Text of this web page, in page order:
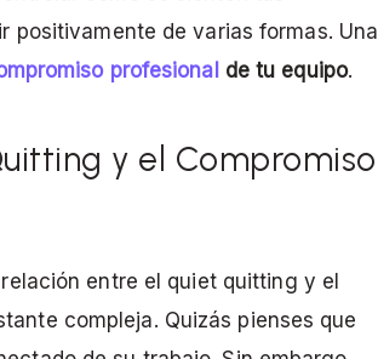
positivamente de varias formas. Una
profesional de tu equipo.
y el Compromiso
entre el quiet quitting y el
compleja. Quizás pienses que